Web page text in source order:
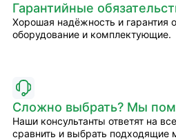
Гарантийные
Хорошая надёжность и гарантия
оборудование и комплектующие.
Сложно выбрать? Мы
Наши консультанты ответят на
сравнить и выбрать подходящие